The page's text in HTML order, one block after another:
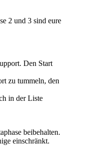
2 und 3 sind eure
Den Start
zu tummeln, den
in der Liste
beibehalten.
einschränkt.